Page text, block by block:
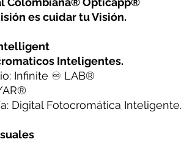
es cuidar tu Visión.
Inteligentes.
Infinite ♾ LAB®️
Digital Fotocromática Inteligente.